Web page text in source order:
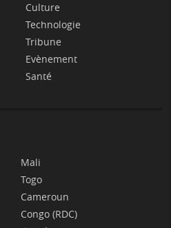
Culture
Technologie
Tribune
Evènement
Santé
Mali
Togo
Cameroun
Congo (RDC)